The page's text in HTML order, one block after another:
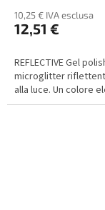
10,25 € IVA esclusa
12,51 €
REFLECTIVE Gel
microglitter
alla luce. Un colore